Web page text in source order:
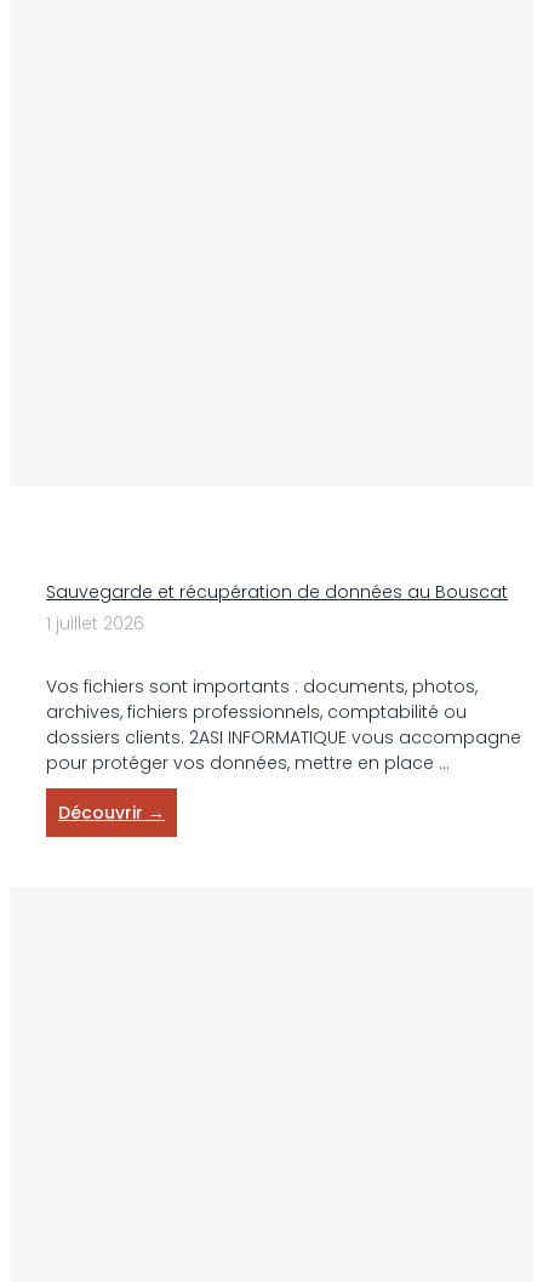
Sauvegarde et récupération de données au Bouscat
1 juillet 2026
Vos fichiers sont importants : documents, photos,
archives, fichiers professionnels, comptabilité ou
dossiers clients. 2ASI INFORMATIQUE vous accompagne
pour protéger vos données, mettre en place ...
Découvrir →